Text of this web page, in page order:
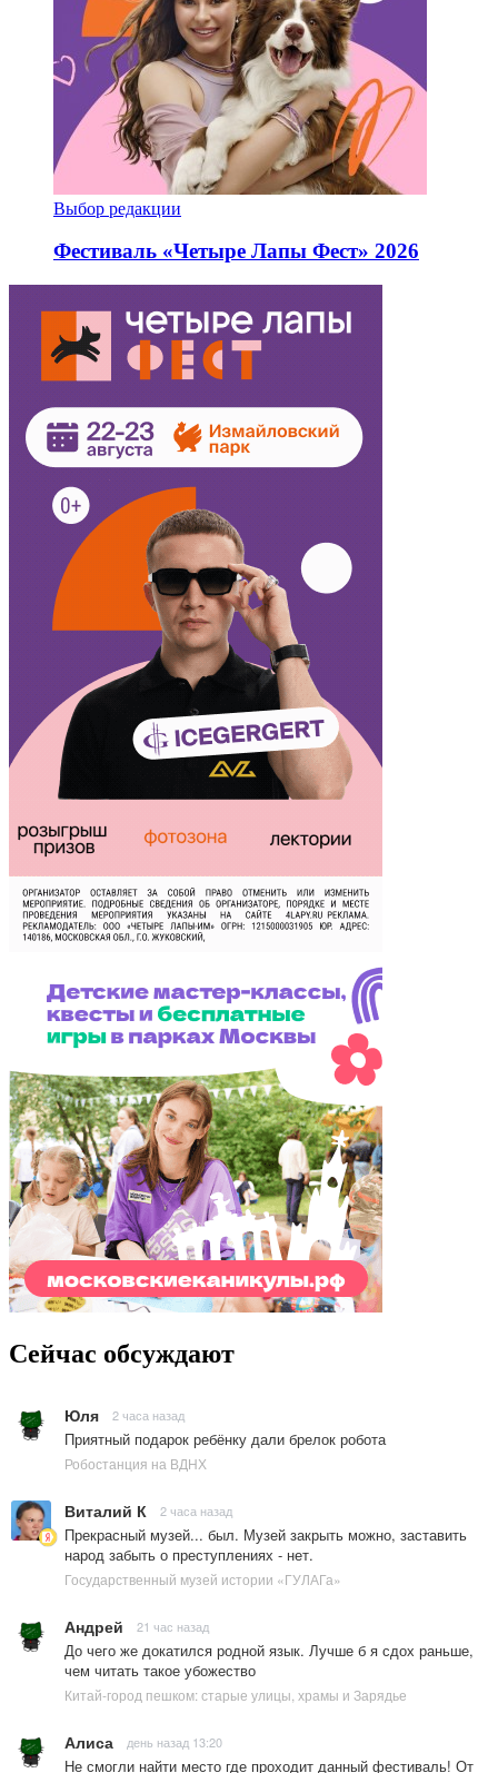
Выбор редакции
Фестиваль «Четыре Лапы Фест» 2026
Сейчас обсуждают
Юля 2 часа назад
Приятный подарок ребёнку дали брелок робота
Робостанция на ВДНХ
Виталий К 2 часа назад
Прекрасный музей... был. Музей закрыть можно, заставить
народ забыть о преступлениях - нет.
Государственный музей истории «ГУЛАГа»
Андрей 21 час назад
До чего же докатился родной язык. Лучше б я сдох раньше,
чем читать такое убожество
Китай-город пешком: старые улицы, храмы и Зарядье
Алиса день назад 13:20
Не смогли найти место где проходит данный фестиваль! От